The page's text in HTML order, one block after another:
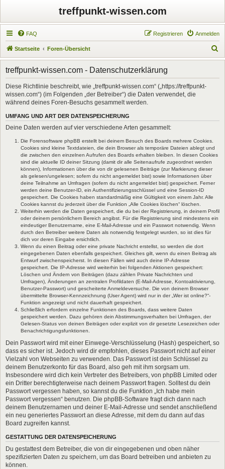
treffpunkt-wissen.com
FAQ Anmelden
Registrieren
Startseite Foren-Übersicht
u
treffpunkt-wissen.com - Datenschutzerklärung
Diese Richtlinie beschreibt, wie „treffpunkt-wissen.com“ („https://treffpunkt-
wissen.com“) (im Folgenden „der Betreiber“) die Daten verwendet, die
während deines Foren-Besuchs gesammelt werden.
UMFANG UND ART DER DATENSPEICHERUNG
Deine Daten werden auf vier verschiedene Arten gesammelt:
Die Forensoftware phpBB erstellt bei deinem Besuch des Boards mehrere Cookies.
Cookies sind kleine Textdateien, die dein Browser als temporäre Dateien ablegt und
die zwischen den einzelnen Aufrufen des Boards erhalten bleiben. In diesen Cookies
sind die aktuelle ID deiner Sitzung (damit dir alle Seitenaufrufe zugeordnet werden
können), Informationen über die von dir gelesenen Beiträge (zur Markierung dieser
als gelesen/ungelesen; sofern du nicht angemeldet bist) sowie Informationen über
deine Teilnahme an Umfragen (sofern du nicht angemeldet bist) gespeichert. Ferner
werden deine Benutzer-ID, ein Authentifizierungsschlüssel und eine Session-ID
gespeichert. Die Cookies haben standardmäßig eine Gültigkeit von einem Jahr. Alle
Cookies kannst du jederzeit über die Funktion „Alle Cookies löschen“ löschen.
Weiterhin werden die Daten gespeichert, die du bei der Registrierung, in deinem Profil
oder deinem persönlichem Bereich angibst. Für die Registrierung sind mindestens ein
eindeutiger Benutzername, eine E-Mail-Adresse und ein Passwort notwendig. Wenn
durch den Betreiber weitere Daten als notwendig festgelegt wurden, so ist dies für
dich vor deren Eingabe ersichtlich.
Wenn du einen Beitrag oder eine private Nachricht erstellst, so werden die dort
eingegebenen Daten ebenfalls gespeichert. Gleiches gilt, wenn du einen Beitrag als
Entwurf zwischenspeicherst. In diesen Fällen wird auch deine IP-Adresse
gespeichert. Die IP-Adresse wird weiterhin bei folgenden Aktionen gespeichert:
Löschen und Ändern von Beiträgen (dazu zählen Private Nachrichten und
Umfragen), Änderungen an zentralen Profildaten (E-Mail-Adresse, Kontoaktivierung,
Benutzer-Passwort) und gescheiterte Anmeldeversuche. Die von deinem Browser
übermittelte Browser-Kennzeichnung (User Agent) wird nur in der „Wer ist online?“-
Funktion angezeigt und nicht dauerhaft gespeichert.
Schließlich erfordern einzelne Funktionen des Boards, dass weitere Daten
gespeichert werden. Dazu gehören dein Abstimmungsverhalten bei Umfragen, der
Gelesen-Status von deinen Beiträgen oder explizit von dir gesetzte Lesezeichen oder
Benachrichtigungsfunktionen.
Dein Passwort wird mit einer Einwege-Verschlüsselung (Hash) gespeichert, so
dass es sicher ist. Jedoch wird dir empfohlen, dieses Passwort nicht auf einer
Vielzahl von Webseiten zu verwenden. Das Passwort ist dein Schlüssel zu
deinem Benutzerkonto für das Board, also geh mit ihm sorgsam um.
Insbesondere wird dich kein Vertreter des Betreibers, von phpBB Limited oder
ein Dritter berechtigterweise nach deinem Passwort fragen. Solltest du dein
Passwort vergessen haben, so kannst du die Funktion „Ich habe mein
Passwort vergessen“ benutzen. Die phpBB-Software fragt dich dann nach
deinem Benutzernamen und deiner E-Mail-Adresse und sendet anschließend
ein neu generiertes Passwort an diese Adresse, mit dem du dann auf das
Board zugreifen kannst.
GESTATTUNG DER DATENSPEICHERUNG
Du gestattest dem Betreiber, die von dir eingegebenen und oben näher
spezifizierten Daten zu speichern, um das Board betreiben und anbieten zu
können.